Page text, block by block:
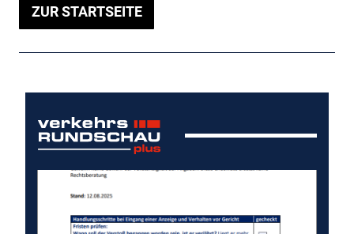
ZUR STARTSEITE